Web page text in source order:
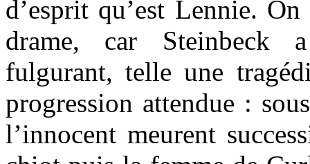
d’esprit qu’est Lennie.
drame, car Steinbeck
fulgurant, telle une
progression attendue :
l’innocent meurent